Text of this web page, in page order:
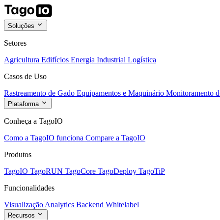
Soluções
Setores
Agricultura Edifícios Energia Industrial Logística
Casos de Uso
Rastreamento de Gado Equipamentos e Maquinário Monitoramento
Plataforma
Conheça a TagoIO
Como a TagoIO funciona Compare a TagoIO
Produtos
TagoIO TagoRUN TagoCore TagoDeploy TagoTiP
Funcionalidades
Visualização Analytics Backend Whitelabel
Recursos